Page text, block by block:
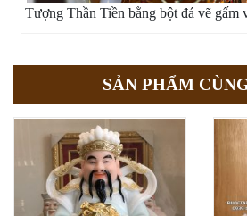
Tượng Thần Tiền bằng bột đá vẽ gấm
SẢN PHẨM